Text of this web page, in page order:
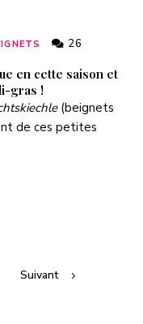
26
en cette saison et
gras !
(beignets
de ces petites
Suivant